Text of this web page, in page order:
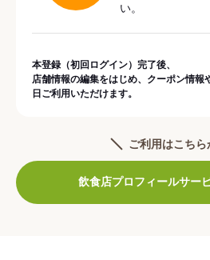
い。
本登録（初回ログイン）完了後、
店舗情報の編集をはじめ、クーポン情報
日ご利用いただけます。
ご利用はこちら
飲食店プロフィールサー